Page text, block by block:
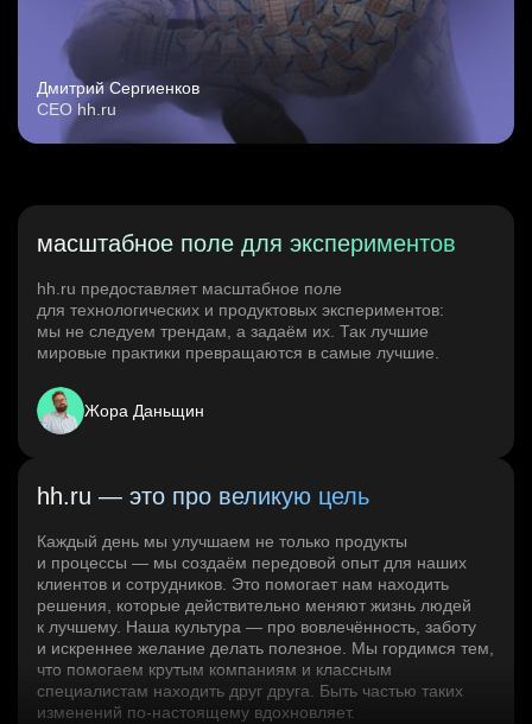
Дмитрий Сергиенков
CEO hh.ru
масштабное поле для экспериментов
hh.ru предоставляет масштабное поле
для технологических и продуктовых экспериментов:
мы не следуем трендам, а задаём их. Так лучшие
мировые практики превращаются в самые лучшие.
Жора Даньщин
hh.ru — это про великую цель
Каждый день мы улучшаем не только продукты
и процессы — мы создаём передовой опыт для наших
клиентов и сотрудников. Это помогает нам находить
решения, которые действительно меняют жизнь людей
к лучшему. Наша культура — про вовлечённость, заботу
и искреннее желание делать полезное. Мы гордимся тем,
что помогаем крутым компаниям и классным
специалистам находить друг друга. Быть частью таких
изменений по‑настоящему вдохновляет.